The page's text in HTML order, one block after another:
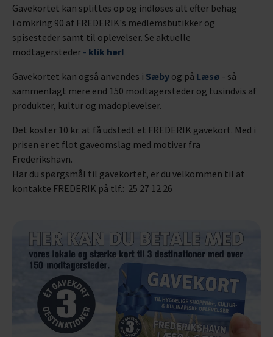
Gavekortet kan splittes op og indløses alt efter behag
i omkring 90 af FREDERIK's medlemsbutikker og
spisesteder samt til oplevelser. Se aktuelle
modtagersteder - klik her!
Gavekortet kan også anvendes i Sæby og på Læsø - så
sammenlagt mere end 150 modtagersteder og tusindvis af
produkter, kultur og madoplevelser.
Det koster 10 kr. at få udstedt et FREDERIK gavekort. Med i
prisen er et flot gaveomslag med motiver fra
Frederikshavn.
Har du spørgsmål til gavekortet, er du velkommen til at
kontakte FREDERIK på tlf.: 25 27 12 26